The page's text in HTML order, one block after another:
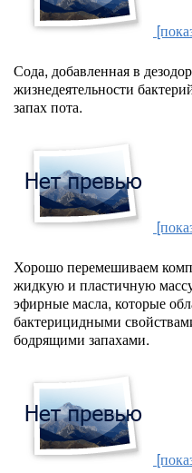
Сода, добавленная в
жизнедеятельности
запах пота.
Хорошо перемешиваем
жидкую и пластичную
эфирные масла, которые
бактерицидными
бодрящими запахами.